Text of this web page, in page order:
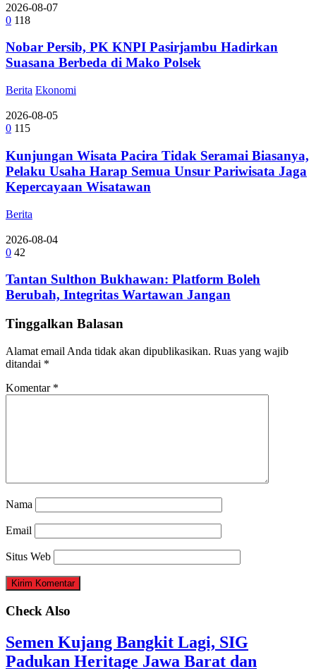
2026-08-07
0 118
Nobar Persib, PK KNPI Pasirjambu Hadirkan
Suasana Berbeda di Mako Polsek
Berita Ekonomi
2026-08-05
0 115
Kunjungan Wisata Pacira Tidak Seramai Biasanya,
Pelaku Usaha Harap Semua Unsur Pariwisata Jaga
Kepercayaan Wisatawan
Berita
2026-08-04
0 42
Tantan Sulthon Bukhawan: Platform Boleh
Berubah, Integritas Wartawan Jangan
Tinggalkan Balasan
Alamat email Anda tidak akan dipublikasikan. Ruas yang wajib
ditandai *
Komentar *
Nama
Email
Situs Web
Check Also
Semen Kujang Bangkit Lagi, SIG
Padukan Heritage Jawa Barat dan